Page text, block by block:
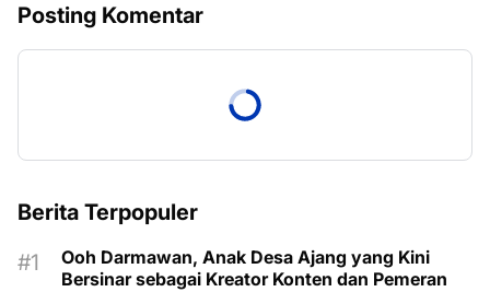
Posting Komentar
Berita Terpopuler
Ooh Darmawan, Anak Desa Ajang yang Kini
Bersinar sebagai Kreator Konten dan Pemeran